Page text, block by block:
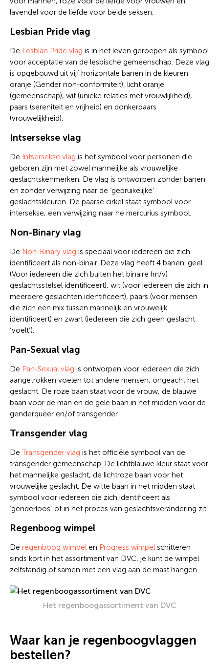
lavendel voor de liefde voor beide seksen.
Lesbian Pride vlag
De Lesbian Pride vlag is in het leven geroepen als symbool
voor acceptatie van de lesbische gemeenschap. Deze vlag
is opgebouwd uit vijf horizontale banen in de kleuren
oranje (Gender non-conformiteit), licht oranje
(gemeenschap), wit (unieke relaties met vrouwlijkheid),
paars (sereniteit en vrijheid) en donkerpaars
(vrouwelijkheid).
Intsersekse vlag
De Intsersekse vlag is het symbool voor personen die
geboren zijn met zowel mannelijke als vrouwelijke
geslachtskenmerken. De vlag is ontworpen zonder banen
en zonder verwijzing naar de ‘gebruikelijke’
geslachtskleuren. De paarse cirkel staat symbool voor
intersekse, een verwijzing naar he mercurius symbool.
Non-Binary vlag
De Non-Binary vlag is speciaal voor iedereen die zich
identificeert als non-binair. Deze vlag heeft 4 banen: geel
(Voor iedereen die zich buiten het binaire (m/v)
geslachtsstelsel identificeert), wit (voor iedereen die zich in
meerdere geslachten identificeert), paars (voor mensen
die zich een mix tussen mannelijk en vrouwelijk
identificeert) en zwart (iedereen die zich geen geslacht
‘voelt’).
Pan-Sexual vlag
De Pan-Sexual vlag is ontworpen voor iedereen die zich
aangetrokken voelen tot andere mensen, ongeacht het
geslacht. De roze baan staat voor de vrouw, de blauwe
baan voor de man en de gele baan in het midden voor de
genderqueer en/of transgender.
Transgender vlag
De Transgender vlag is het officiële symbool van de
transgender gemeenschap. De lichtblauwe kleur staat voor
het mannelijke geslacht, de lichtroze baan voor het
vrouwelijke geslacht. De witte baan in het midden staat
symbool voor iedereen die zich identificeert als
‘genderloos’ of in het proces van geslachtsverandering zit.
Regenboog wimpel
De regenboog wimpel en Progress wimpel schitteren
sinds kort in het assortiment van DVC, je kunt de wimpel
zelfstandig of samen met een vlag aan de mast hangen.
Het regenboogassortiment van DVC
Waar kan je regenboogvlaggen
bestellen?